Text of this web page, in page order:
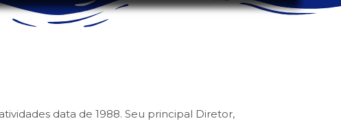
data de 1988. Seu principal Diretor,